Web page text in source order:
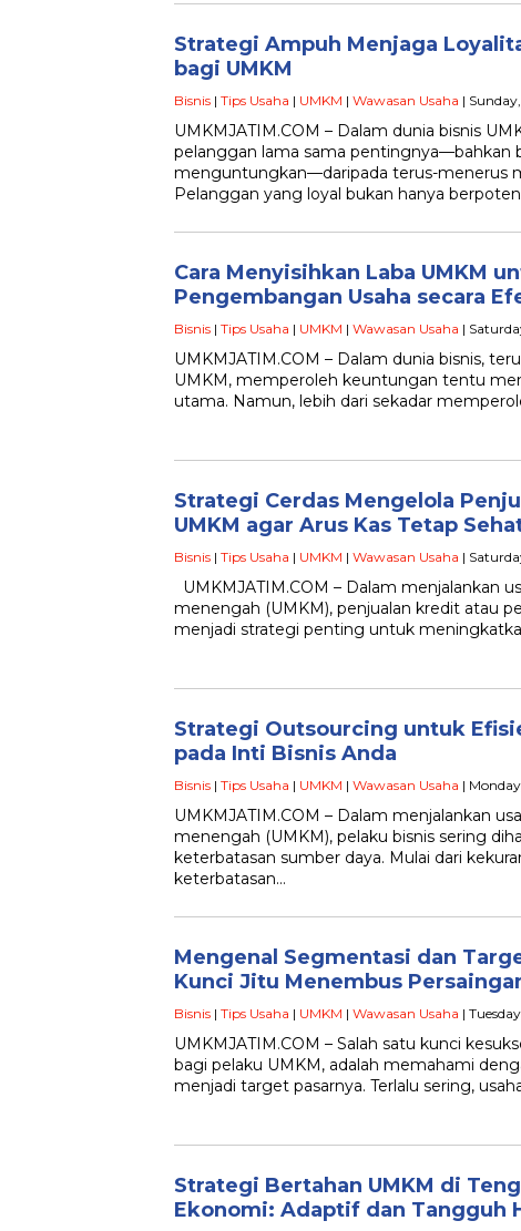
Strategi Ampuh Menjaga
bagi UMKM
Bisnis | Tips Usaha | UMKM | Wawasan Usaha |
UMKMJATIM.COM – Dalam dunia bisnis
pelanggan lama sama pentingnya—bahkan
menguntungkan—daripada terus-menerus
Pelanggan yang loyal bukan hanya
Cara Menyisihkan Laba UMKM
Pengembangan Usaha secara
Bisnis | Tips Usaha | UMKM | Wawasan Usaha |
UMKMJATIM.COM – Dalam dunia bisnis,
UMKM, memperoleh keuntungan tentu
utama. Namun, lebih dari sekadar
Strategi Cerdas Mengelola
UMKM agar Arus Kas Tetap
Bisnis | Tips Usaha | UMKM | Wawasan Usaha |
UMKMJATIM.COM – Dalam menjalankan
menengah (UMKM), penjualan kredit atau
menjadi strategi penting untuk
Strategi Outsourcing untuk
pada Inti Bisnis Anda
Bisnis | Tips Usaha | UMKM | Wawasan Usaha |
UMKMJATIM.COM – Dalam menjalankan
menengah (UMKM), pelaku bisnis sering
keterbatasan sumber daya. Mulai dari
keterbatasan…
Mengenal Segmentasi dan
Kunci Jitu Menembus
Bisnis | Tips Usaha | UMKM | Wawasan Usaha |
UMKMJATIM.COM – Salah satu kunci
bagi pelaku UMKM, adalah memahami
menjadi target pasarnya. Terlalu sering,
Strategi Bertahan UMKM di
Ekonomi: Adaptif dan Tangguh